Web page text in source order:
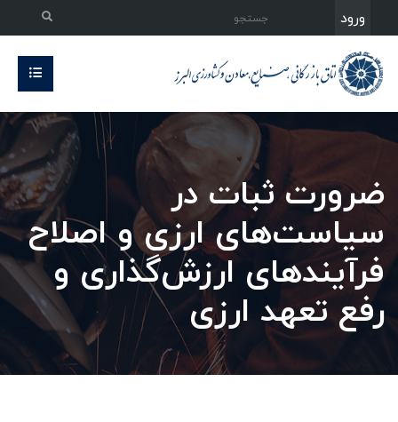
ورود
ضرورت ثبات در
سیاست‌های ارزی و اصلاح
فرآیندهای ارزش‌گذاری و
رفع تعهد ارزی